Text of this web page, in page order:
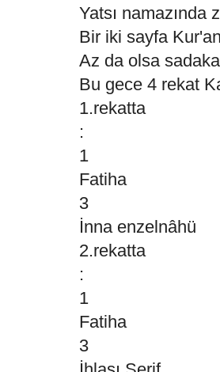
Yatsı namazında
Bir iki sayfa
Az da olsa
Bu gece 4 rekat
1.rekatta
:
1
Fatiha
3
İnna enzelnâhü
2.rekatta
:
1
Fatiha
3